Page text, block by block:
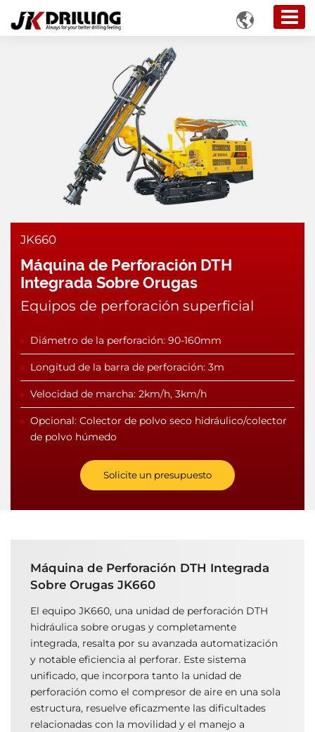

JK660
Máquina de Perforación DTH
Integrada Sobre Orugas
Equipos de perforación superficial
Diámetro de la perforación: 90-160mm
Longitud de la barra de perforación: 3m
Velocidad de marcha: 2km/h, 3km/h
Opcional: Colector de polvo seco hidráulico/colector
de polvo húmedo
Solicite un presupuesto
Máquina de Perforación DTH Integrada
Sobre Orugas JK660
El equipo JK660, una unidad de perforación DTH
hidráulica sobre orugas y completamente
integrada, resalta por su avanzada automatización
y notable eficiencia al perforar. Este sistema
unificado, que incorpora tanto la unidad de
perforación como el compresor de aire en una sola
estructura, resuelve eficazmente las dificultades
relacionadas con la movilidad y el manejo a